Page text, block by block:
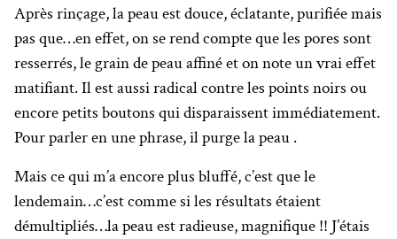
Après rinçage, la peau est douce, éclatante, purifiée mais
pas que…en effet, on se rend compte que les pores sont
resserrés, le grain de peau affiné et on note un vrai effet
matifiant. Il est aussi radical contre les points noirs ou
encore petits boutons qui disparaissent immédiatement.
Pour parler en une phrase, il purge la peau .
Mais ce qui m’a encore plus bluffé, c’est que le
lendemain…c’est comme si les résultats étaient
démultipliés…la peau est radieuse, magnifique !! J’étais